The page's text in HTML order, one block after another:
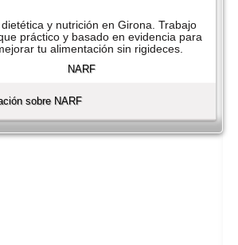
y nutrición en Girona. Trabajo
práctico y basado en evidencia para
tu alimentación sin rigideces.
sobre NARF